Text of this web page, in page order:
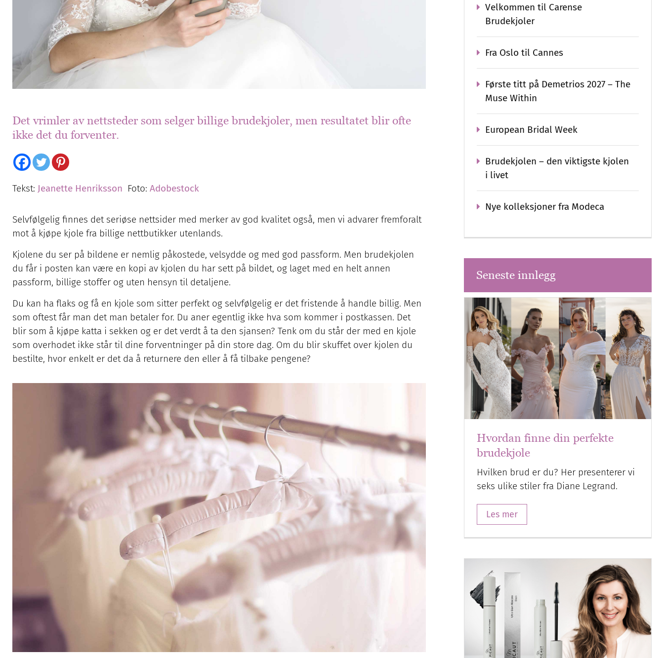
Det vrimler av nettsteder som selger billige brudekjoler, men resultatet blir ofte
ikke det du forventer.
Tekst: Jeanette Henriksson Foto: Adobestock
Selvfølgelig finnes det seriøse nettsider med merker av god kvalitet også, men vi advarer fremforalt
mot å kjøpe kjole fra billige nettbutikker utenlands.
Kjolene du ser på bildene er nemlig påkostede, velsydde og med god passform. Men brudekjolen
du får i posten kan være en kopi av kjolen du har sett på bildet, og laget med en helt annen
passform, billige stoffer og uten hensyn til detaljene.
Du kan ha flaks og få en kjole som sitter perfekt og selvfølgelig er det fristende å handle billig. Men
som oftest får man det man betaler for. Du aner egentlig ikke hva som kommer i postkassen. Det
blir som å kjøpe katta i sekken og er det verdt å ta den sjansen? Tenk om du står der med en kjole
som overhodet ikke står til dine forventninger på din store dag. Om du blir skuffet over kjolen du
bestilte, hvor enkelt er det da å returnere den eller å få tilbake pengene?
Velkommen til Carense
Brudekjoler
Fra Oslo til Cannes
Første titt på Demetrios 2027 – The
Muse Within
European Bridal Week
Brudekjolen – den viktigste kjolen
i livet
Nye kolleksjoner fra Modeca
Seneste innlegg
Hvordan finne din perfekte
brudekjole
Hvilken brud er du? Her presenterer vi
seks ulike stiler fra Diane Legrand.
Les mer